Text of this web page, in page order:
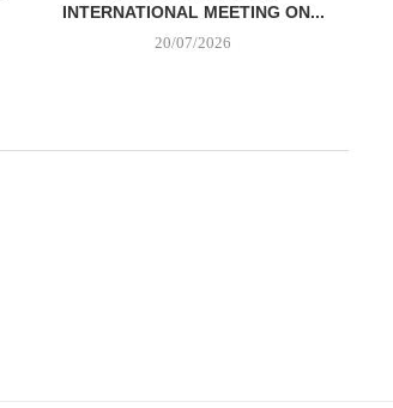
INTERNATIONAL MEETING ON...
20/07/2026